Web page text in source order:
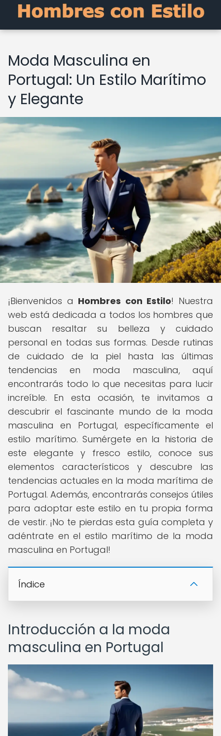
Moda Masculina en
Portugal: Un Estilo Marítimo
y Elegante
¡Bienvenidos a Hombres con Estilo! Nuestra
web está dedicada a todos los hombres que
buscan resaltar su belleza y cuidado
personal en todas sus formas. Desde rutinas
de cuidado de la piel hasta las últimas
tendencias en moda masculina, aquí
encontrarás todo lo que necesitas para lucir
increíble. En esta ocasión, te invitamos a
descubrir el fascinante mundo de la moda
masculina en Portugal, específicamente el
estilo marítimo. Sumérgete en la historia de
este elegante y fresco estilo, conoce sus
elementos característicos y descubre las
tendencias actuales en la moda marítima de
Portugal. Además, encontrarás consejos útiles
para adoptar este estilo en tu propia forma
de vestir. ¡No te pierdas esta guía completa y
adéntrate en el estilo marítimo de la moda
masculina en Portugal!
Índice
Introducción a la moda
masculina en Portugal